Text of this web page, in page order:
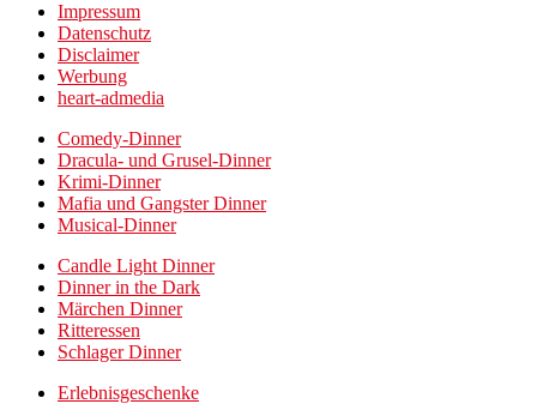
Impressum
Datenschutz
Disclaimer
Werbung
heart-admedia
Comedy-Dinner
Dracula- und Grusel-Dinner
Krimi-Dinner
Mafia und Gangster Dinner
Musical-Dinner
Candle Light Dinner
Dinner in the Dark
Märchen Dinner
Ritteressen
Schlager Dinner
Erlebnisgeschenke